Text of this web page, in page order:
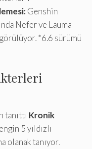
Genshin
Nefer ve Lauma
*6.6 sürümü
tanıttı Kronik
5 yıldızlı
olanak tanıyor.